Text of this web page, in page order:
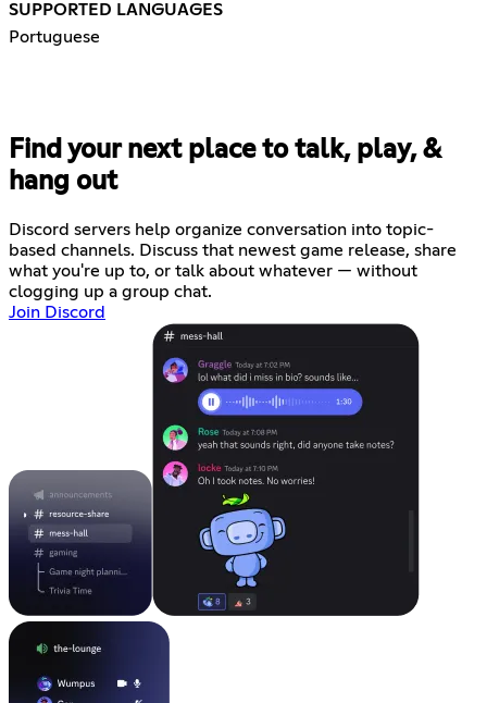
SUPPORTED LANGUAGES
Portuguese
Find your next place to talk, play, &
hang out
Discord servers help organize conversation into topic-
based channels. Discuss that newest game release, share
what you're up to, or talk about whatever — without
clogging up a group chat.
Join Discord